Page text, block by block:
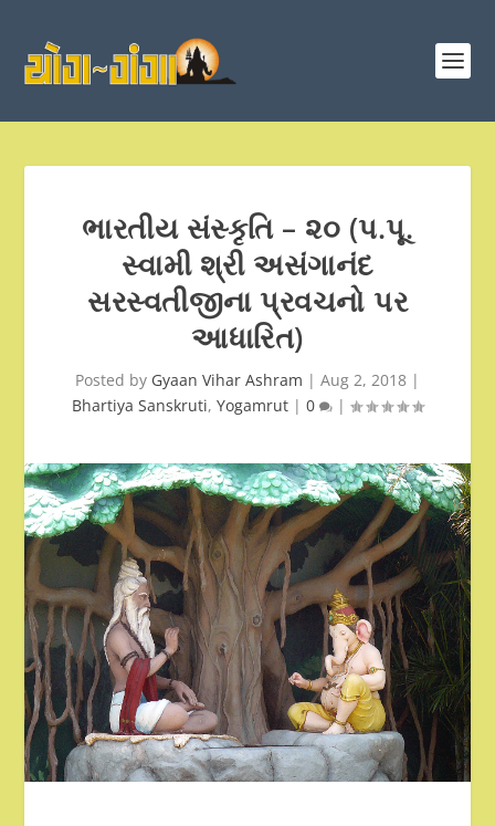
ભારતીય સંસ્કૃતિ – ૨૦ (પ.પૂ.
સ્વામી શ્રી અસંગાનંદ
સરસ્વતીજીના પ્રવચનો પર
આધારિત)
Posted by Gyaan Vihar Ashram | Aug 2, 2018 |
Bhartiya Sanskruti, Yogamrut | 0 |